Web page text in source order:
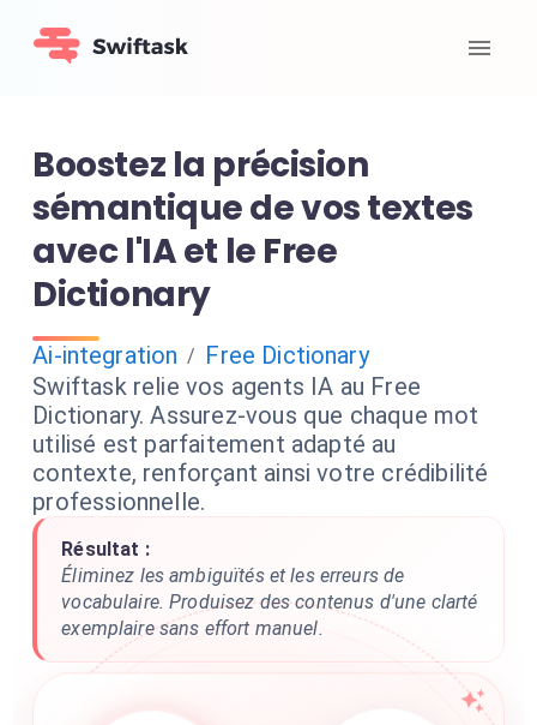
Boostez la précision
sémantique de vos textes
avec l'IA et le Free
Dictionary
Ai-integration / Free Dictionary
Swiftask relie vos agents IA au Free
Dictionary. Assurez-vous que chaque mot
utilisé est parfaitement adapté au
contexte, renforçant ainsi votre crédibilité
professionnelle.
Résultat :
Éliminez les ambiguïtés et les erreurs de
vocabulaire. Produisez des contenus d'une clarté
exemplaire sans effort manuel.